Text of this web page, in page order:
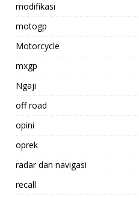
modifikasi
motogp
Motorcycle
mxgp
Ngaji
off road
opini
oprek
radar dan navigasi
recall